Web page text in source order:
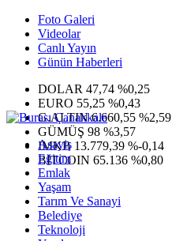
Foto Galeri
Videolar
Canlı Yayın
Günün Haberleri
DOLAR 47,74 %0,25
EURO 55,25 %0,43
G.ALTIN6.660,55 %2,59
GÜMÜŞ 98 %3,57
IMKB 13.779,39 %-0,14
BITCOIN 65.136 %0,80
Asayiş
Eğitim
Emlak
Yaşam
Tarım Ve Sanayi
Belediye
Teknoloji